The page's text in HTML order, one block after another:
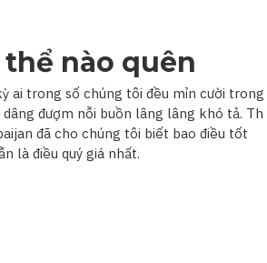
nào quên
ai trong số chúng tôi đều mỉn cười trong
đượm nỗi buồn lâng lâng khó tả. Th
đã cho chúng tôi biết bao điều tốt
là điều quý giá nhất.